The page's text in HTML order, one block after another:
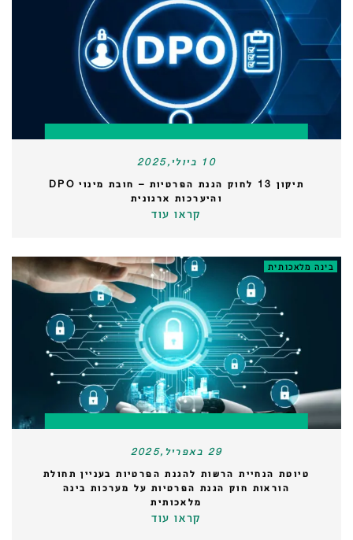
10 ביולי,2025
תיקון 13 לחוק הגנת הפרטיות – חובת מינוי DPO
והיערכות ארגונית
קראו עוד
בינה מלאכותית
29 באפריל,2025
טיוטת הנחיית הרשות להגנת הפרטיות בעניין תחולת
הוראות חוק הגנת הפרטיות על מערכות בינה
מלאכותית
קראו עוד